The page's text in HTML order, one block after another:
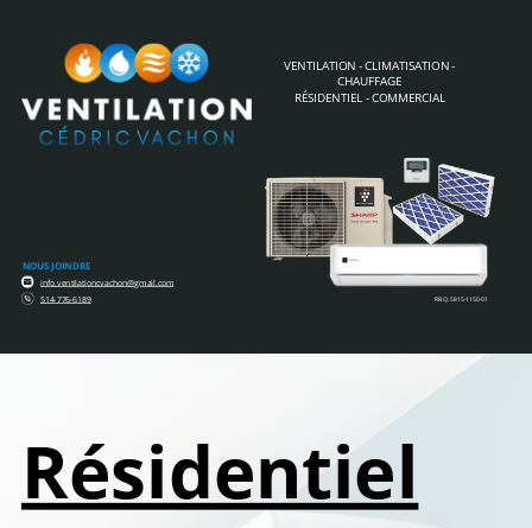
RBQ: 5815-1150-01
VENTILATION - CLIMATISATION -
CHAUFFAGE
RÉSIDENTIEL - COMMERCIAL
NOUS JOINDRE
info.ventilationcvachon@gmail.com
514-776-6189
Résidentiel